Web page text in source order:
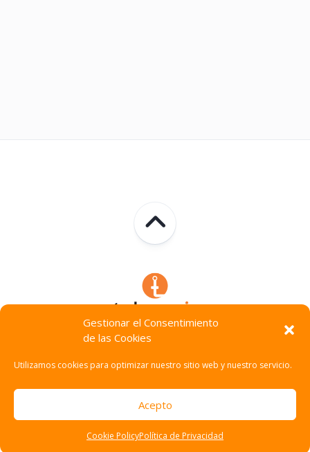
Gestionar el Consentimiento
de las Cookies
Utilizamos cookies para optimizar nuestro sitio web y nuestro servicio.
Acepto
Cookie PolicyPolítica de Privacidad
Technocracia © 2026. Todos Los Derechos Reservados.